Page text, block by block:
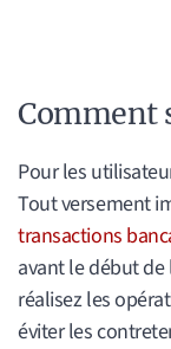
Comment
Pour les
Tout versement
transactions
avant le début de
réalisez les
éviter les